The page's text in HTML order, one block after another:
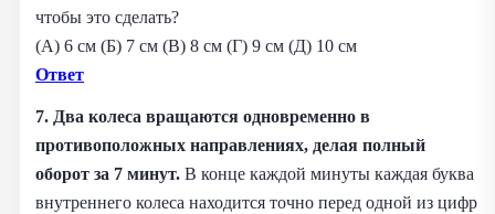
чтобы это сделать?
(А) 6 см (Б) 7 см (В) 8 см (Г) 9 см (Д) 10 см
Ответ
7. Два колеса вращаются одновременно в
противоположных направлениях, делая полный
оборот за 7 минут. В конце каждой минуты каждая буква
внутреннего колеса находится точно перед одной из цифр